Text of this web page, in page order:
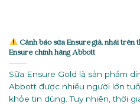
Cảnh báo sữa Ensure giả, nhái trên
Ensure chính hãng Abbott
Sữa Ensure Gold là sản phẩm
Abbott được nhiều người lớn
khỏe tin dùng. Tuy nhiên, thời